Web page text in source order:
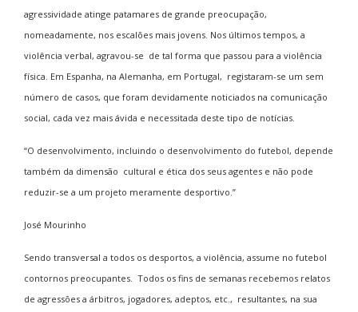
agressividade atinge patamares de grande preocupação,
nomeadamente, nos escalões mais jovens. Nos últimos tempos, a
violência verbal, agravou-se de tal forma que passou para a violência
física. Em Espanha, na Alemanha, em Portugal, registaram-se um sem
número de casos, que foram devidamente noticiados na comunicação
social, cada vez mais ávida e necessitada deste tipo de notícias.
“O desenvolvimento, incluindo o desenvolvimento do futebol, depende
também da dimensão cultural e ética dos seus agentes e não pode
reduzir-se a um projeto meramente desportivo.”
José Mourinho
Sendo transversal a todos os desportos, a violência, assume no futebol
contornos preocupantes. Todos os fins de semanas recebemos relatos
de agressões a árbitros, jogadores, adeptos, etc., resultantes, na sua